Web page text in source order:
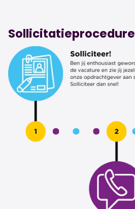
Sollicitatieprocedure